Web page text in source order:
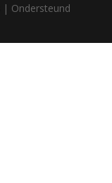
| Ondersteund